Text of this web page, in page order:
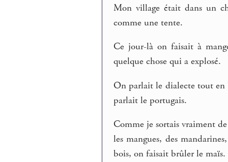
Mon village était dans un
comme une tente.
Ce jour-là on faisait à
quelque chose qui a explosé.
On parlait le dialecte tout en
parlait le portugais.
Comme je sortais vraiment
les mangues, des
bois, on faisait brûler le maïs.